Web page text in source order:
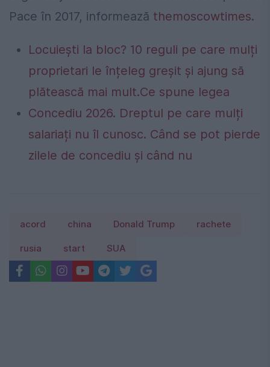
Pace în 2017, informează themoscowtimes.
Locuiești la bloc? 10 reguli pe care mulți
proprietari le înțeleg greșit și ajung să
plătească mai mult.Ce spune legea
Concediu 2026. Dreptul pe care mulți
salariați nu îl cunosc. Când se pot pierde
zilele de concediu și când nu
acord china Donald Trump rachete
rusia start SUA